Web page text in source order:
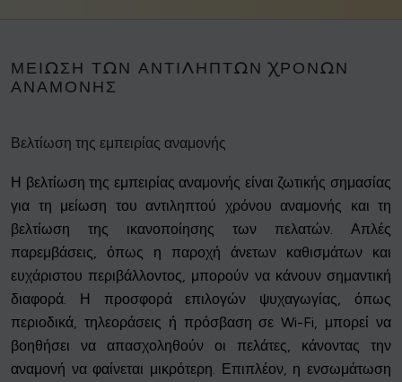
ΜΕΊΩΣΗ ΤΩΝ ΑΝΤΙΛΗΠΤΏΝ ΧΡΌΝΩΝ
ΑΝΑΜΟΝΉΣ
Βελτίωση της εμπειρίας αναμονής
Η βελτίωση της εμπειρίας αναμονής είναι ζωτικής σημασίας
για τη μείωση του αντιληπτού χρόνου αναμονής και τη
βελτίωση της ικανοποίησης των πελατών. Απλές
παρεμβάσεις, όπως η παροχή άνετων καθισμάτων και
ευχάριστου περιβάλλοντος, μπορούν να κάνουν σημαντική
διαφορά. Η προσφορά επιλογών ψυχαγωγίας, όπως
περιοδικά, τηλεοράσεις ή πρόσβαση σε Wi-Fi, μπορεί να
βοηθήσει να απασχοληθούν οι πελάτες, κάνοντας την
αναμονή να φαίνεται μικρότερη. Επιπλέον, η ενσωμάτωση